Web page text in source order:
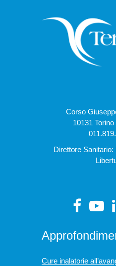
Corso
10131
Direttore
Cure inalatorie